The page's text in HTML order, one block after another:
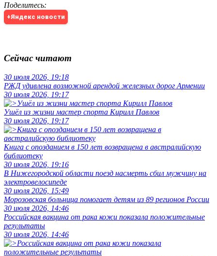
Поделитесь:
+Яндекс новости
Сейчас читают
30 июля 2026, 19:18
РЖД удивлена возможной арендой железных дорог Армении
30 июля 2026, 19:17
Ушёл из жизни мастер спорта Кирилл Павлов
30 июля 2026, 19:17
Книга с опозданием в 150 лет возвращена в австралийскую
библиотеку
30 июля 2026, 19:16
В Нижегородской области поезд насмерть сбил мужчину на
электровелосипеде
30 июля 2026, 15:49
Морозовская больница помогает детям из 89 регионов России
30 июля 2026, 14:46
Российская вакцина от рака кожи показала положительные
результаты
30 июля 2026, 14:46